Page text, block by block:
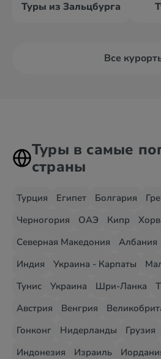
Туры из Зальцбурга
Все
Туры в самые
страны
Турция Египет Болгария
Черногория
ОАЭ Кипр
Северная Македония
Албания
Индия
Украина - Карпаты
Тунис
Украина Шри-Ланка
Австрия
Венгрия
Гонконг
Нидерланды Грузия
Индонезия
Израиль